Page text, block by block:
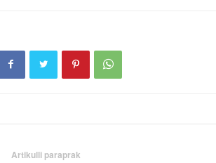
Artikulli paraprak